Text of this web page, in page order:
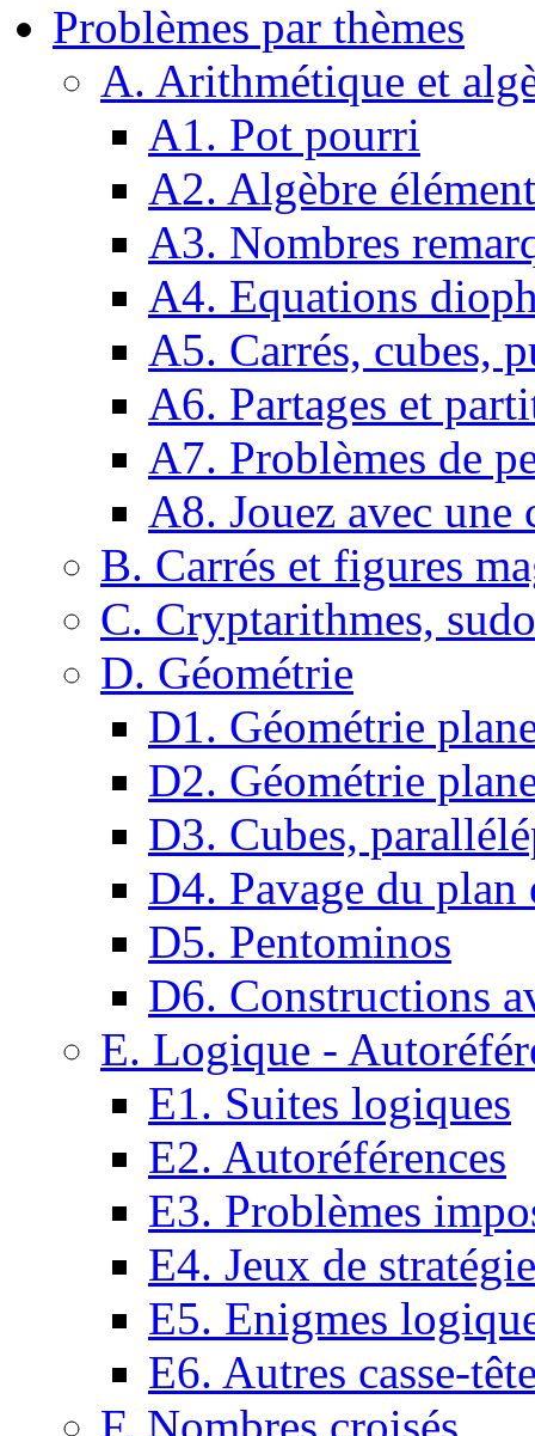
Problèmes par thèmes
A. Arithmétique et
A1. Pot pourri
A2. Algèbre
A3. Nombres
A4. Equations
A5. Carrés, cubes,
A6. Partages et
A7. Problèmes de
A8. Jouez avec une
B. Carrés et figures
C. Cryptarithmes,
D. Géométrie
D1. Géométrie
D2. Géométrie
D3. Cubes,
D4. Pavage du plan
D5. Pentominos
D6. Constructions
E. Logique -
E1. Suites logiques
E2. Autoréférences
E3. Problèmes
E4. Jeux de stratégie
E5. Enigmes
E6. Autres casse-